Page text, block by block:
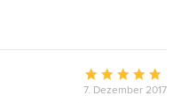
wurden stets
Wir würden CREO immer
Bewertung:
7. Dezember 2017